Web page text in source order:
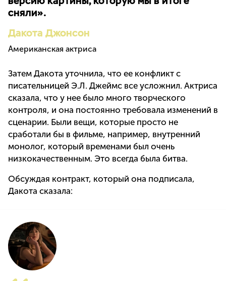
сняли».
Дакота Джонсон
Американская актриса
Затем Дакота уточнила, что ее конфликт с
писательницей Э.Л. Джеймс все усложнил. Актриса
сказала, что у нее было много творческого
контроля, и она постоянно требовала изменений в
сценарии. Были вещи, которые просто не
сработали бы в фильме, например, внутренний
монолог, который временами был очень
низкокачественным. Это всегда была битва.
Обсуждая контракт, который она подписала,
Дакота сказала: